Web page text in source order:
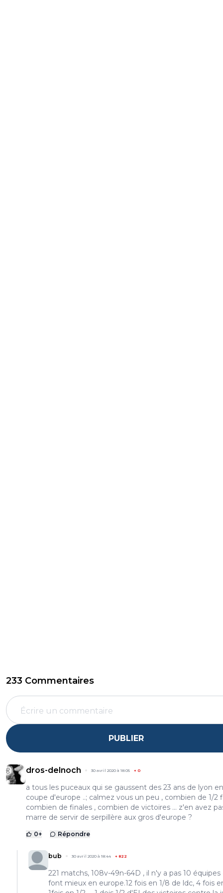
233 Commentaires
PUBLIER
dros-delnoch 30 avril 2020 à 18:05 + 0
a tous les puceaux qui se gaussent des 23 ans de lyon en
coupe d'europe ..; calmez vous un peu , combien de 1/2
combien de finales , combien de victoires ... z'en avez
marre de servir de serpillère aux gros d'europe ?
0+ Répondre
bub 30 avril 2020 à 18:44 + 822
221 matchs, 108v-49n-64D , il n'y a pas 10 équipes
font mieux en europe.12 fois en 1/8 de ldc, 4 fois